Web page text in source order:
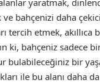
bahçenizi daha
tercih etmek, akıllıca
ki, bahçeniz sadece
bulabileceğiniz bir
ile bu alanı daha